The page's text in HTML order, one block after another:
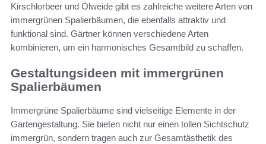
Kirschlorbeer und Ölweide gibt es zahlreiche weitere Arten von
immergrünen Spalierbäumen, die ebenfalls attraktiv und
funktional sind. Gärtner können verschiedene Arten
kombinieren, um ein harmonisches Gesamtbild zu schaffen.
Gestaltungsideen mit immergrünen
Spalierbäumen
Immergrüne Spalierbäume sind vielseitige Elemente in der
Gartengestaltung. Sie bieten nicht nur einen tollen Sichtschutz
immergrün, sondern tragen auch zur Gesamtästhetik des